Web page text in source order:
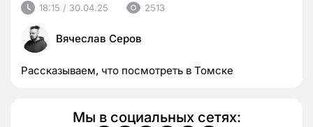
18:15 / 30.04.25 2513
Вячеслав Серов
Рассказываем, что посмотреть в Томске
Мы в социальных сетях: